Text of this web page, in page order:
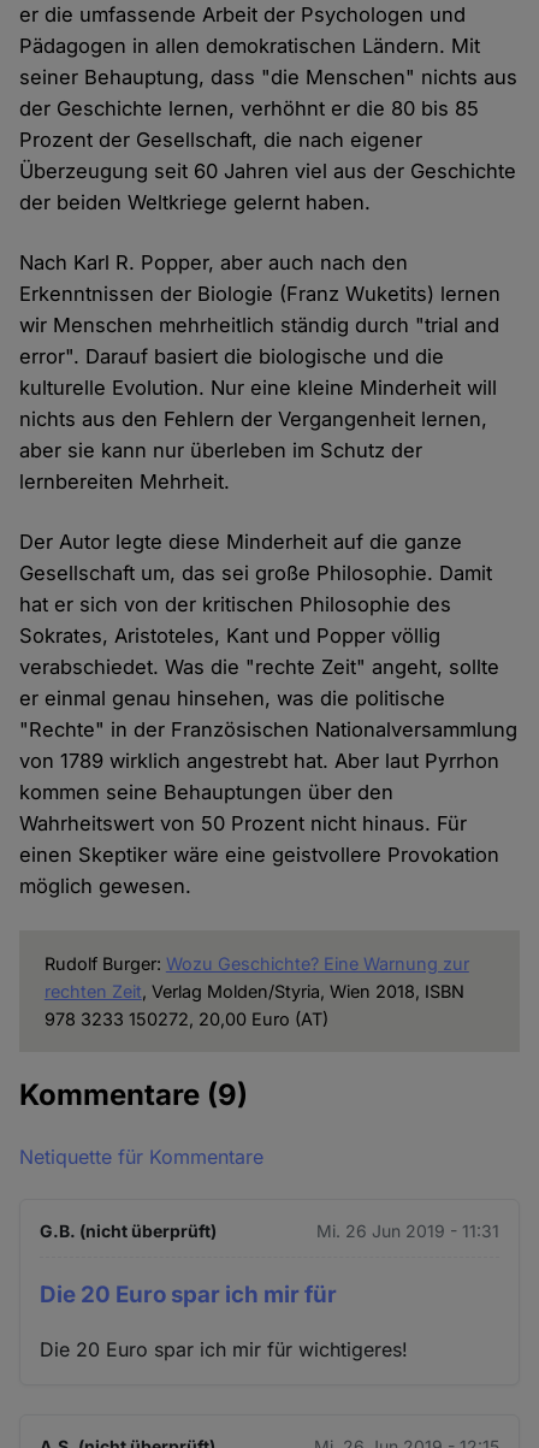
er die umfassende Arbeit der Psychologen und
Pädagogen in allen demokratischen Ländern. Mit
seiner Behauptung, dass "die Menschen" nichts aus
der Geschichte lernen, verhöhnt er die 80 bis 85
Prozent der Gesellschaft, die nach eigener
Überzeugung seit 60 Jahren viel aus der Geschichte
der beiden Weltkriege gelernt haben.
Nach Karl R. Popper, aber auch nach den
Erkenntnissen der Biologie (Franz Wuketits) lernen
wir Menschen mehrheitlich ständig durch "trial and
error". Darauf basiert die biologische und die
kulturelle Evolution. Nur eine kleine Minderheit will
nichts aus den Fehlern der Vergangenheit lernen,
aber sie kann nur überleben im Schutz der
lernbereiten Mehrheit.
Der Autor legte diese Minderheit auf die ganze
Gesellschaft um, das sei große Philosophie. Damit
hat er sich von der kritischen Philosophie des
Sokrates, Aristoteles, Kant und Popper völlig
verabschiedet. Was die "rechte Zeit" angeht, sollte
er einmal genau hinsehen, was die politische
"Rechte" in der Französischen Nationalversammlung
von 1789 wirklich angestrebt hat. Aber laut Pyrrhon
kommen seine Behauptungen über den
Wahrheitswert von 50 Prozent nicht hinaus. Für
einen Skeptiker wäre eine geistvollere Provokation
möglich gewesen.
Rudolf Burger: Wozu Geschichte? Eine Warnung zur
rechten Zeit, Verlag Molden/Styria, Wien 2018, ISBN
978 3233 150272, 20,00 Euro (AT)
Kommentare (9)
Netiquette für Kommentare
G.B. (nicht überprüft) Mi. 26 Jun 2019 - 11:31
Die 20 Euro spar ich mir für
Die 20 Euro spar ich mir für wichtigeres!